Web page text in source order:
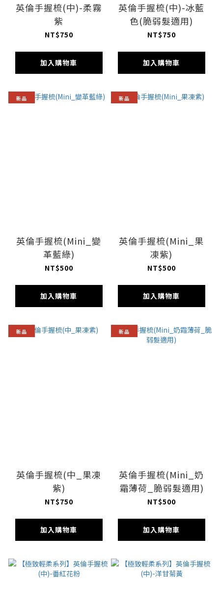
英倫手握梳(中)-柔霧
紫
NT$750
加入購物車
英倫手握梳(中)-冰藍
色(脆弱髮適用)
NT$750
加入購物車
新品
英倫手握梳(Mini_變
革藍綠)
NT$500
加入購物車
新品
英倫手握梳(Mini_果
凍紫)
NT$500
加入購物車
新品
英倫手握梳(中_果凍
紫)
NT$750
加入購物車
新品
英倫手握梳(Mini_奶
霜薄荷_脆弱髮適用)
NT$500
加入購物車